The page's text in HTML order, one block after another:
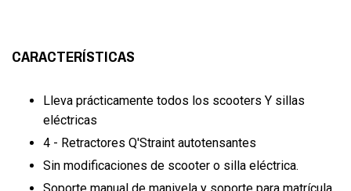
CARACTERÍSTICAS
Lleva prácticamente todos los scooters Y sillas
eléctricas
4 - Retractores Q'Straint autotensantes
Sin modificaciones de scooter o silla eléctrica.